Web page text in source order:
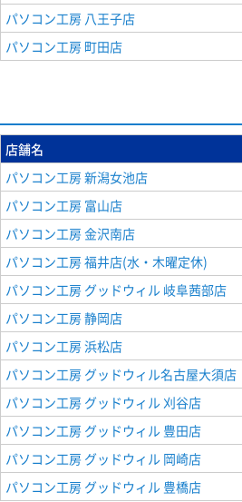
パソコン工房 八王子店
パソコン工房 町田店
店舗名
パソコン工房 新潟女池店
パソコン工房 富山店
パソコン工房 金沢南店
パソコン工房 福井店(水・木曜定休)
パソコン工房 グッドウィル 岐阜茜部店
パソコン工房 静岡店
パソコン工房 浜松店
パソコン工房 グッドウィル名古屋大須店
パソコン工房 グッドウィル 刈谷店
パソコン工房 グッドウィル 豊田店
パソコン工房 グッドウィル 岡崎店
パソコン工房 グッドウィル 豊橋店